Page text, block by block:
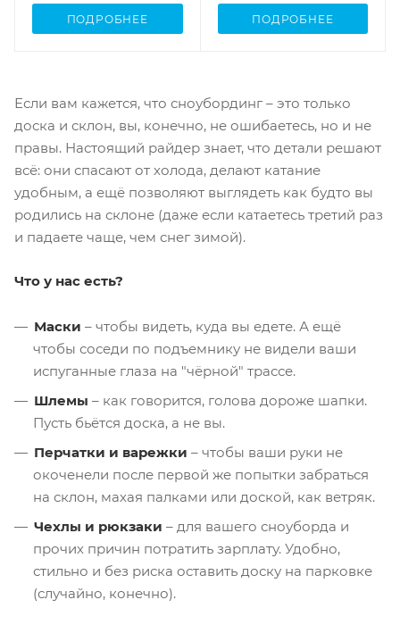
ПОДРОБНЕЕ ПОДРОБНЕЕ
Если вам кажется, что сноубординг – это только
доска и склон, вы, конечно, не ошибаетесь, но и не
правы. Настоящий райдер знает, что детали решают
всё: они спасают от холода, делают катание
удобным, а ещё позволяют выглядеть как будто вы
родились на склоне (даже если катаетесь третий раз
и падаете чаще, чем снег зимой).
Что у нас есть?
Маски – чтобы видеть, куда вы едете. А ещё
чтобы соседи по подъемнику не видели ваши
испуганные глаза на "чёрной" трассе.
Шлемы – как говорится, голова дороже шапки.
Пусть бьётся доска, а не вы.
Перчатки и варежки – чтобы ваши руки не
окоченели после первой же попытки забраться
на склон, махая палками или доской, как ветряк.
Чехлы и рюкзаки – для вашего сноуборда и
прочих причин потратить зарплату. Удобно,
стильно и без риска оставить доску на парковке
(случайно, конечно).